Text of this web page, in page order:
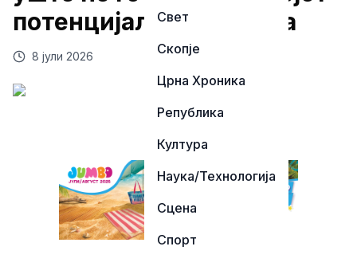
Свет
Скопје
Црна Хроника
Република
Култура
Наука/Технологија
Сцена
Спорт
потенцијал во Иловица
8 јули 2026